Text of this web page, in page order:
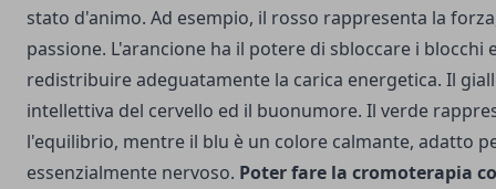
stato d'animo. Ad esempio, il rosso rappresenta la
passione. L'arancione ha il potere di sbloccare i blocchi
redistribuire adeguatamente la carica energetica. Il
intellettiva del cervello ed il buonumore. Il verde
l'equilibrio, mentre il blu è un colore calmante, adatto
essenzialmente nervoso. Poter fare la cromoterapia